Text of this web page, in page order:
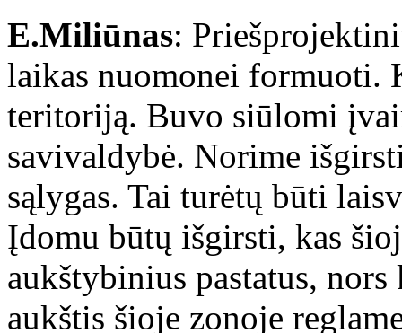
E.Miliūnas:
laikas nuomonei formuoti.
teritoriją. Buvo siūlomi
savivaldybė. Norime
sąlygas. Tai turėtų būti
Įdomu būtų išgirsti, kas
aukštybinius pastatus,
aukštis šioje zonoje